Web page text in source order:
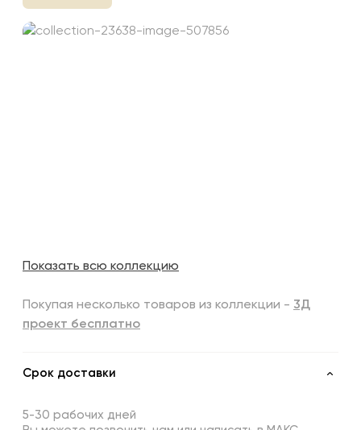
Показать всю коллекцию
Покупая несколько товаров из коллекции - 3Д
проект бесплатно
Срок доставки
5-30 рабочих дней